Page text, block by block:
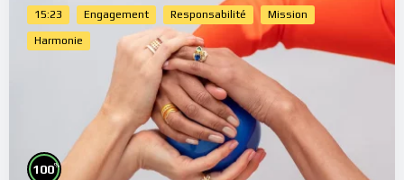
15:23 Engagement Responsabilité Mission
Harmonie
100%